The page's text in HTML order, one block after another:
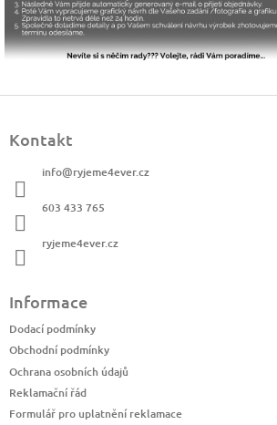
Kontakt
info@ryjeme4ever.cz
603 433 765
ryjeme4ever.cz
Informace
Dodací podmínky
Obchodní podmínky
Ochrana osobních údajů
Reklamační řád
Formulář pro uplatnění reklamace